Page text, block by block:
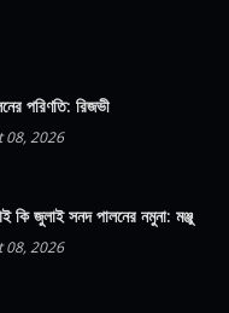
পরিণতি: রিজভী
08, 2026
কি জুলাই সনদ পালনের নমুনা: মঞ্জু
08, 2026